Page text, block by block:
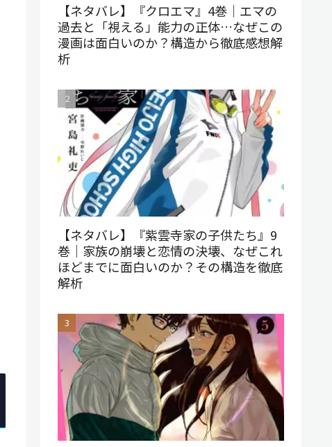
【ネタバレ】『クロエマ』4巻｜エマの
過去と「視える」能力の正体…なぜこの
漫画は面白いのか？構造から徹底感想解
析
【ネタバレ】『紫雲寺家の子供たち』9
巻｜家族の崩壊と恋情の決壊、なぜこれ
ほどまでに面白いのか？その構造を徹底
解析